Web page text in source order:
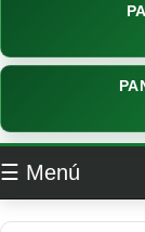
☰ Menú